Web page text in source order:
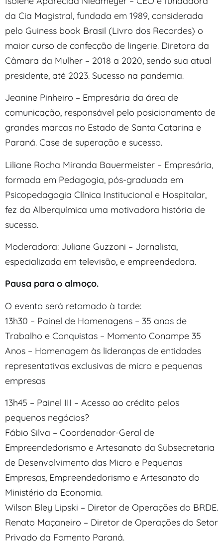
da Cia Magistral, fundada em 1989, considerada
pelo Guiness book Brasil (Livro dos Recordes) o
maior curso de confecção de lingerie. Diretora da
Câmara da Mulher – 2018 a 2020, sendo sua atual
presidente, até 2023. Sucesso na pandemia.
Jeanine Pinheiro – Empresária da área de
comunicação, responsável pelo posicionamento de
grandes marcas no Estado de Santa Catarina e
Paraná. Case de superação e sucesso.
Liliane Rocha Miranda Bauermeister – Empresária,
formada em Pedagogia, pós-graduada em
Psicopedagogia Clínica Institucional e Hospitalar,
fez da Alberquímica uma motivadora história de
sucesso.
Moderadora: Juliane Guzzoni – Jornalista,
especializada em televisão, e empreendedora.
Pausa para o almoço.
O evento será retomado à tarde:
13h30 – Painel de Homenagens – 35 anos de
Trabalho e Conquistas – Momento Conampe 35
Anos – Homenagem às lideranças de entidades
representativas exclusivas de micro e pequenas
empresas
13h45 – Painel III – Acesso ao crédito pelos
pequenos negócios?
Fábio Silva – Coordenador-Geral de
Empreendedorismo e Artesanato da Subsecretaria
de Desenvolvimento das Micro e Pequenas
Empresas, Empreendedorismo e Artesanato do
Ministério da Economia.
Wilson Bley Lipski – Diretor de Operações do BRDE.
Renato Maçaneiro – Diretor de Operações do Setor
Privado da Fomento Paraná.